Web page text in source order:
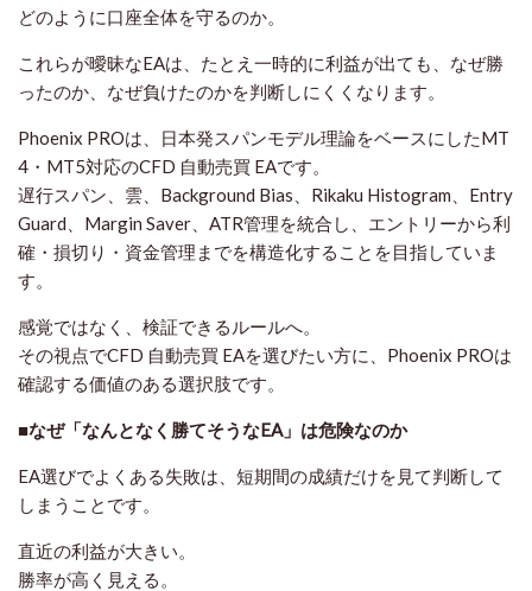
どのように口座全体を守るのか。
これらが曖昧なEAは、たとえ一時的に利益が出ても、なぜ勝
ったのか、なぜ負けたのかを判断しにくくなります。
Phoenix PROは、日本発スパンモデル理論をベースにしたMT
4・MT5対応のCFD 自動売買 EAです。
遅行スパン、雲、Background Bias、Rikaku Histogram、Entry
Guard、Margin Saver、ATR管理を統合し、エントリーから利
確・損切り・資金管理までを構造化することを目指していま
す。
感覚ではなく、検証できるルールへ。
その視点でCFD 自動売買 EAを選びたい方に、Phoenix PROは
確認する価値のある選択肢です。
■なぜ「なんとなく勝てそうなEA」は危険なのか
EA選びでよくある失敗は、短期間の成績だけを見て判断して
しまうことです。
直近の利益が大きい。
勝率が高く見える。